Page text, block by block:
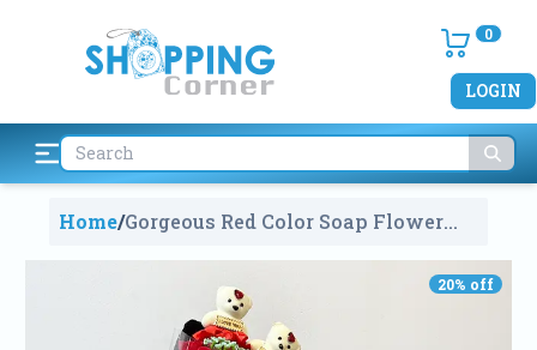
0
LOGIN
Home/Gorgeous Red Color Soap Flower
20% off